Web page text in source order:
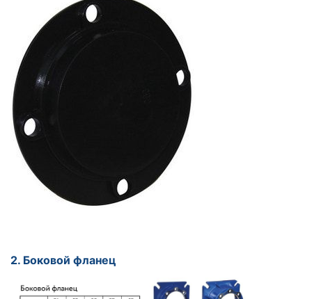
2. Боковой фланец